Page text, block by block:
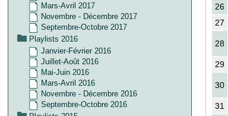
26
27
28
29
30
31
Mars-Avril 2017
Novembre - Décembre 2017
Septembre-Octobre 2017
Playlists 2016
Janvier-Février 2016
Juillet-Août 2016
Mai-Juin 2016
Mars-Avril 2016
Novembre - Décembre 2016
Septembre-Octobre 2016